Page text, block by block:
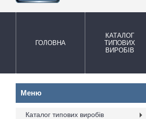
ГОЛОВНА
КАТАЛОГ
ТИПОВИХ
ВИРОБІВ
Каталог типових виробів